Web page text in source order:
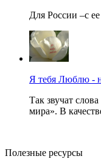
Для России –с
Я тебя Люблю -
Так звучат
мира». В
Полезные ресурсы